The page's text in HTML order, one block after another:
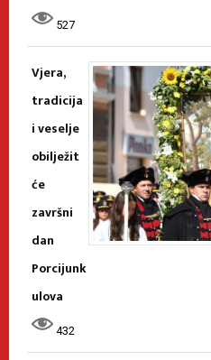
527
Vjera,
tradicija
i veselje
obilježit
će
završni
dan
Porcijunk
ulova
432